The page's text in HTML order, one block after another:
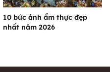
10 bức ảnh ẩm thực đẹp
nhất năm 2026